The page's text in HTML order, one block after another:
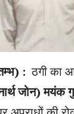
:ठगी का
जोन) मयंक